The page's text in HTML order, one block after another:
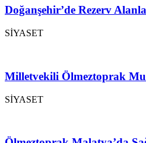
Doğanşehir’de Rezerv
SİYASET
Milletvekili Ölmeztoprak
SİYASET